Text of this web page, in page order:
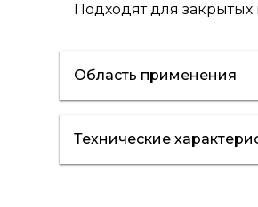
Подходят для
Область применения
отопление
Технические